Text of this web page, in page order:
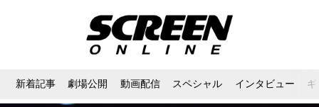
新着記事 劇場公開 動画配信 スペシャル インタビュー